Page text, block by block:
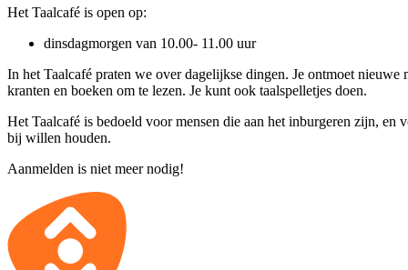
Het Taalcafé is open op:
dinsdagmorgen van 10.00- 11.00 uur
In het Taalcafé praten we over dagelijkse dingen. Je ontmoet nieuwe
kranten en boeken om te lezen. Je kunt ook taalspelletjes doen.
Het Taalcafé is bedoeld voor mensen die aan het inburgeren zijn, en
bij willen houden.
Aanmelden is niet meer nodig!